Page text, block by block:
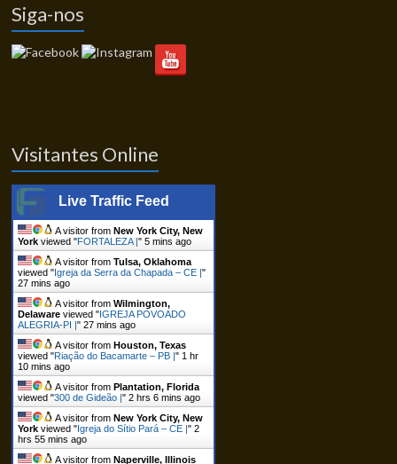
Siga-nos
Visitantes Online
Live Traffic Feed
A visitor fromNew York City, New
York viewed "FORTALEZA |"5 mins ago
A visitor fromTulsa, Oklahoma
viewed "Igreja da Serra da Chapada – CE |"
27 mins ago
A visitor fromWilmington,
Delaware viewed "IGREJA POVOADO
ALEGRIA-PI |"27 mins ago
A visitor fromHouston, Texas
viewed "Riação do Bacamarte – PB |" 1 hr
10 mins ago
A visitor fromPlantation, Florida
viewed "300 de Gideão |"2 hrs 6 mins ago
A visitor fromNew York City, New
York viewed "Igreja do Sítio Pará – CE |"2
hrs 55 mins ago
A visitor fromNaperville, Illinois